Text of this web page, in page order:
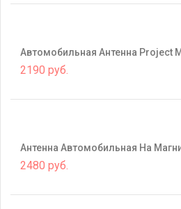
Автомобильная Антенна Project
2190 руб.
Антенна Автомобильная На
2480 руб.